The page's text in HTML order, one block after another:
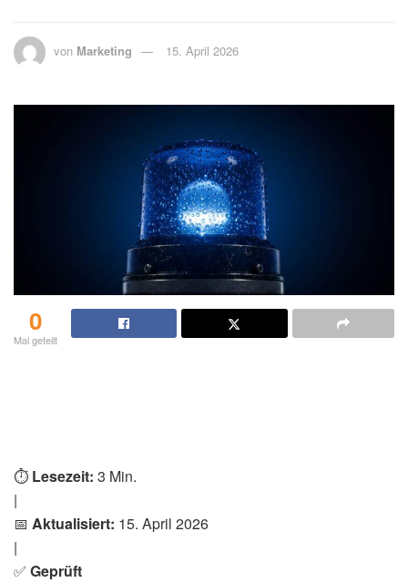
von Marketing 15. April 2026
0
Mal geteilt
⏱️ Lesezeit: 3 Min.
|
📅 Aktualisiert: 15. April 2026
|
✅ Geprüft